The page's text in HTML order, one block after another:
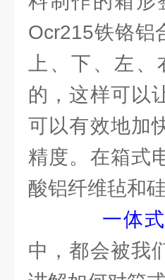
Ocr215铁铬铝
上、下、左
的，这样可以
可以有效地加
精度。在箱式
酸铝纤维毡和
一体
中，都会被我